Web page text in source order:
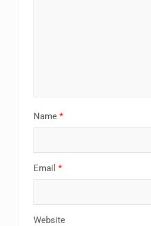
Name *
Email *
Website